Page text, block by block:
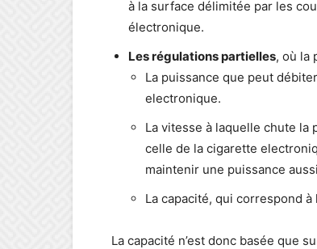
à la surface délimitée par les
électronique.
Les régulations partielles, où la
La puissance que peut
electronique.
La vitesse à laquelle chute la
celle de la cigarette
maintenir une puissance
La capacité, qui correspond
La capacité n’est donc basée que